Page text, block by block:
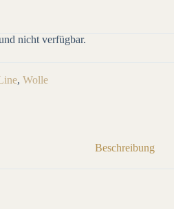
nicht verfügbar.
, Wolle
Beschreibung